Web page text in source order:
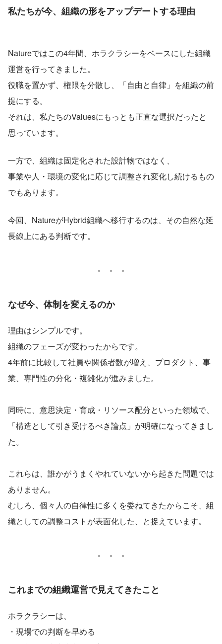
私たちが今、組織の形をアップデートする理由
Natureではこの4年間、ホラクラシーをベースにした組織
運営を行ってきました。
役職を置かず、権限を分散し、「自由と自律」を組織の前
提にする。
それは、私たちのValuesにもっとも正直な選択だったと
思っています。
一方で、組織は固定化された設計物ではなく、
事業や人・環境の変化に応じて調整され変化し続けるもの
でもあります。
今回、NatureがHybrid組織へ移行するのは、その自然な延
長線上にある判断です。
なぜ今、体制を変えるのか
理由はシンプルです。
組織のフェーズが変わったからです。
4年前に比較して社員や関係者数が増え、プロダクト、事
業、専門性の分化・複雑化が進みました。
同時に、意思決定・育成・リソース配分といった領域で、
「構造として引き受けるべき論点」が明確になってきまし
た。
これらは、誰かがうまくやれていないから起きた問題では
ありません。
むしろ、個々人の自律性に多くを委ねてきたからこそ、組
織としての調整コストが表面化した、と捉えています。
これまでの組織運営で見えてきたこと
ホラクラシーは、
・現場での判断を早める